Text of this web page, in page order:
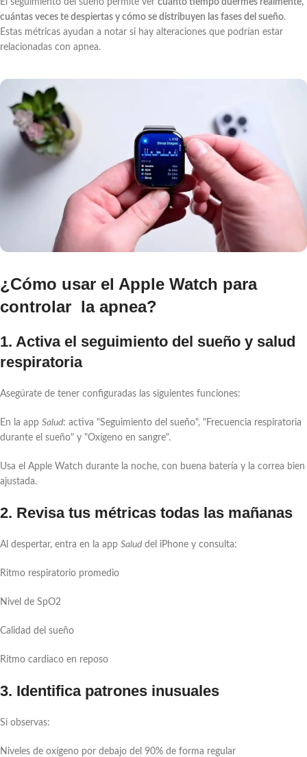
El seguimiento del sueño permite ver cuánto tiempo duermes realmente,
cuántas veces te despiertas y cómo se distribuyen las fases del sueño.
Estas métricas ayudan a notar si hay alteraciones que podrían estar
relacionadas con apnea.
¿Cómo usar el Apple Watch para
controlar la apnea?
1. Activa el seguimiento del sueño y salud
respiratoria
Asegúrate de tener configuradas las siguientes funciones:
En la app Salud: activa "Seguimiento del sueño", "Frecuencia respiratoria
durante el sueño" y "Oxígeno en sangre".
Usa el Apple Watch durante la noche, con buena batería y la correa bien
ajustada.
2. Revisa tus métricas todas las mañanas
Al despertar, entra en la app Salud del iPhone y consulta:
Ritmo respiratorio promedio
Nivel de SpO2
Calidad del sueño
Ritmo cardiaco en reposo
3. Identifica patrones inusuales
Si observas:
Niveles de oxígeno por debajo del 90% de forma regular